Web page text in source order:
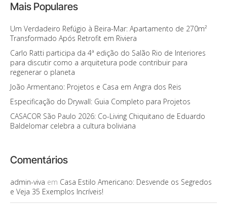
Mais Populares
Um Verdadeiro Refúgio à Beira-Mar: Apartamento de 270m²
Transformado Após Retrofit em Riviera
Carlo Ratti participa da 4ª edição do Salão Rio de Interiores
para discutir como a arquitetura pode contribuir para
regenerar o planeta
João Armentano: Projetos e Casa em Angra dos Reis
Especificação do Drywall: Guia Completo para Projetos
CASACOR São Paulo 2026: Co-Living Chiquitano de Eduardo
Baldelomar celebra a cultura boliviana
Comentários
admin-viva em Casa Estilo Americano: Desvende os Segredos
e Veja 35 Exemplos Incríveis!